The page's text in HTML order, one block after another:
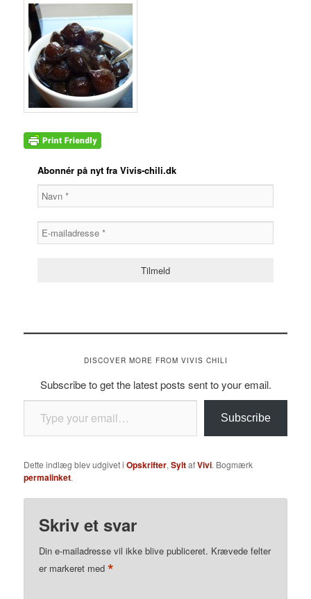
Abonnér på nyt fra Vivis-chili.dk
DISCOVER MORE FROM VIVIS CHILI
Subscribe to get the latest posts sent to your email.
Type your email…
Subscribe
Dette indlæg blev udgivet iOpskrifter,SyltafVivi. Bogmærk
permalinket.
Skriv et svar
Din e-mailadresse vil ikke blive publiceret. Krævede felter
er markeret med*